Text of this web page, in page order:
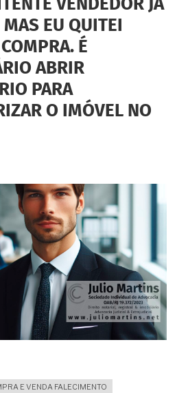
IMÓVEIS
VIA
USUCAPIÃO
EXTRAJUDICIAL?
VENDEDOR JÁ
MAS EU QUITEI
É
ABRIR
PARA
O IMÓVEL NO
E VENDA FALECIMENTO